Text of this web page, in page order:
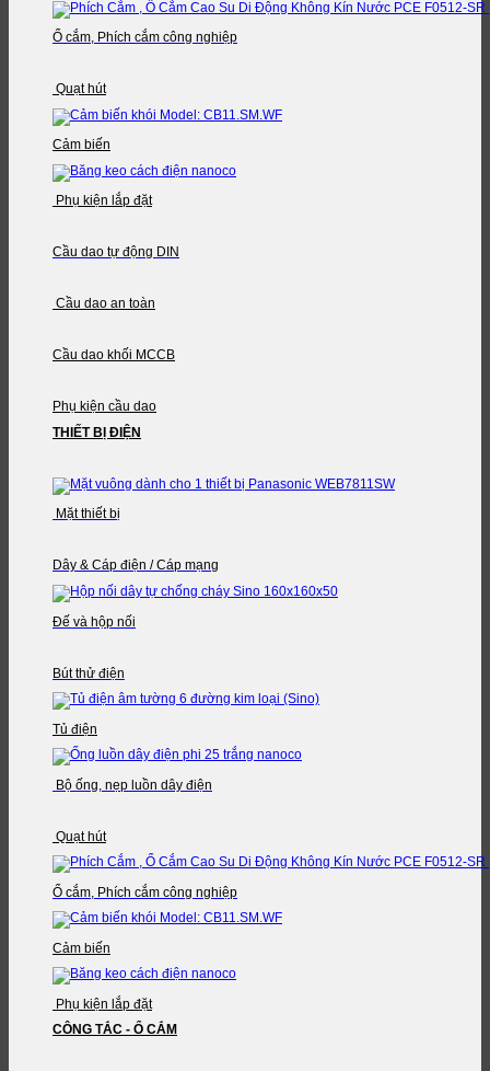
Ổ cắm, Phích cắm công nghiệp
Quạt hút
Cảm biến
Phụ kiện lắp đặt
Cầu dao tự động DIN
Cầu dao an toàn
Cầu dao khối MCCB
Phụ kiện cầu dao
THIẾT BỊ ĐIỆN
Mặt thiết bị
Dây & Cáp điện / Cáp mạng
Đế và hộp nối
Bút thử điện
Tủ điện
Bộ ống, nẹp luồn dây điện
Quạt hút
Ổ cắm, Phích cắm công nghiệp
Cảm biến
Phụ kiện lắp đặt
CÔNG TẮC - Ổ CẮM